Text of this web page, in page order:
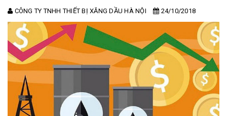
CÔNG TY TNHH THIẾT BỊ XĂNG DẦU HÀ NỘI 24/10/2018